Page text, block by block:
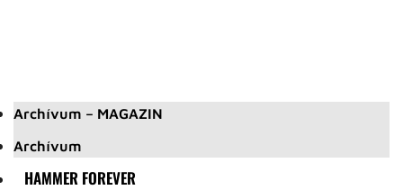
Archívum – MAGAZIN
Archívum
HAMMER FOREVER